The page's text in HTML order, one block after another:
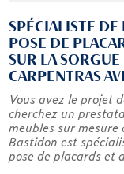
SPÉCIALISTE
POSE DE
SUR LA
CARPENTRAS
Vous avez le projet
cherchez un
meubles sur
Bastidon est
pose de placards et